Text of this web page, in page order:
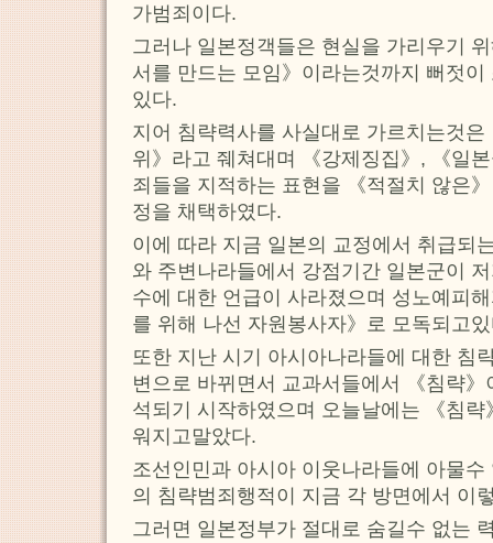
가범죄이다.
그러나 일본정객들은 현실을 가리우기
서를 만드는 모임》이라는것까지 뻐젓
있다.
지어 침략력사를 사실대로 가르치는것
위》라고 줴쳐대며 《강제징집》, 《일
죄들을 지적하는 표현을 《적절치 않은
정을 채택하였다.
이에 따라 지금 일본의 교정에서 취급되
와 주변나라들에서 강점기간 일본군이
수에 대한 언급이 사라졌으며 성노예피
를 위해 나선 자원봉사자》로 모독되고
또한 지난 시기 아시아나라들에 대한 침
변으로 바뀌면서 교과서들에서 《침략
석되기 시작하였으며 오늘날에는 《침
워지고말았다.
조선인민과 아시아 이웃나라들에 아물
의 침략범죄행적이 지금 각 방면에서 이
그러면 일본정부가 절대로 숨길수 없는